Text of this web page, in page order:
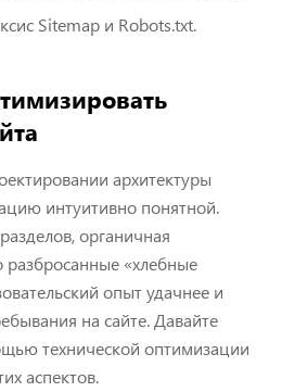
Sitemap и Robots.txt.
архитектуры
интуитивно понятной.
органичная
разбросанные «хлебные
опыт удачнее и
на сайте. Давайте
технической оптимизации
аспектов.